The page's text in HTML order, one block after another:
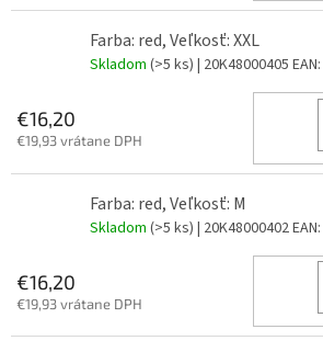
Farba: red, Veľkosť: XXL
Skladom (>5 ks) | 20K48000405 EAN:
€16,20
€19,93 vrátane DPH
Farba: red, Veľkosť: M
Skladom (>5 ks) | 20K48000402EAN:
€16,20
€19,93 vrátane DPH